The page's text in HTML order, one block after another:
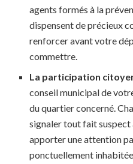
agents formés à la
dispensent de précieux
renforcer avant votre
commettre.
La participation
conseil municipal de
du quartier concerné.
signaler tout fait suspect
apporter une attention
ponctuellement